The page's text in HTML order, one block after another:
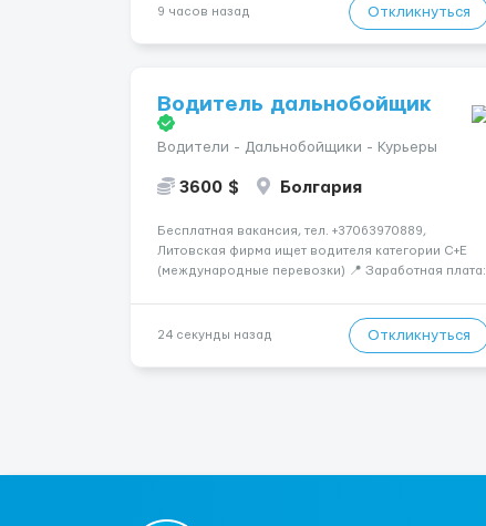
почтовых складах . График 5/8, возможны пе...
9 часов назад Откликнуться
Водитель дальнобойщик
Водители - Дальнобойщики - Курьеры
3600 $ Болгария
Бесплатная вакансия, тел. +37063970889,
Литовская фирма ищет водителя категории C+E
(международные перевозки) 📍 Заработная плата:
рефрижераторах. В среднем 400–500 км в день.
24 секунды назад Откликнуться